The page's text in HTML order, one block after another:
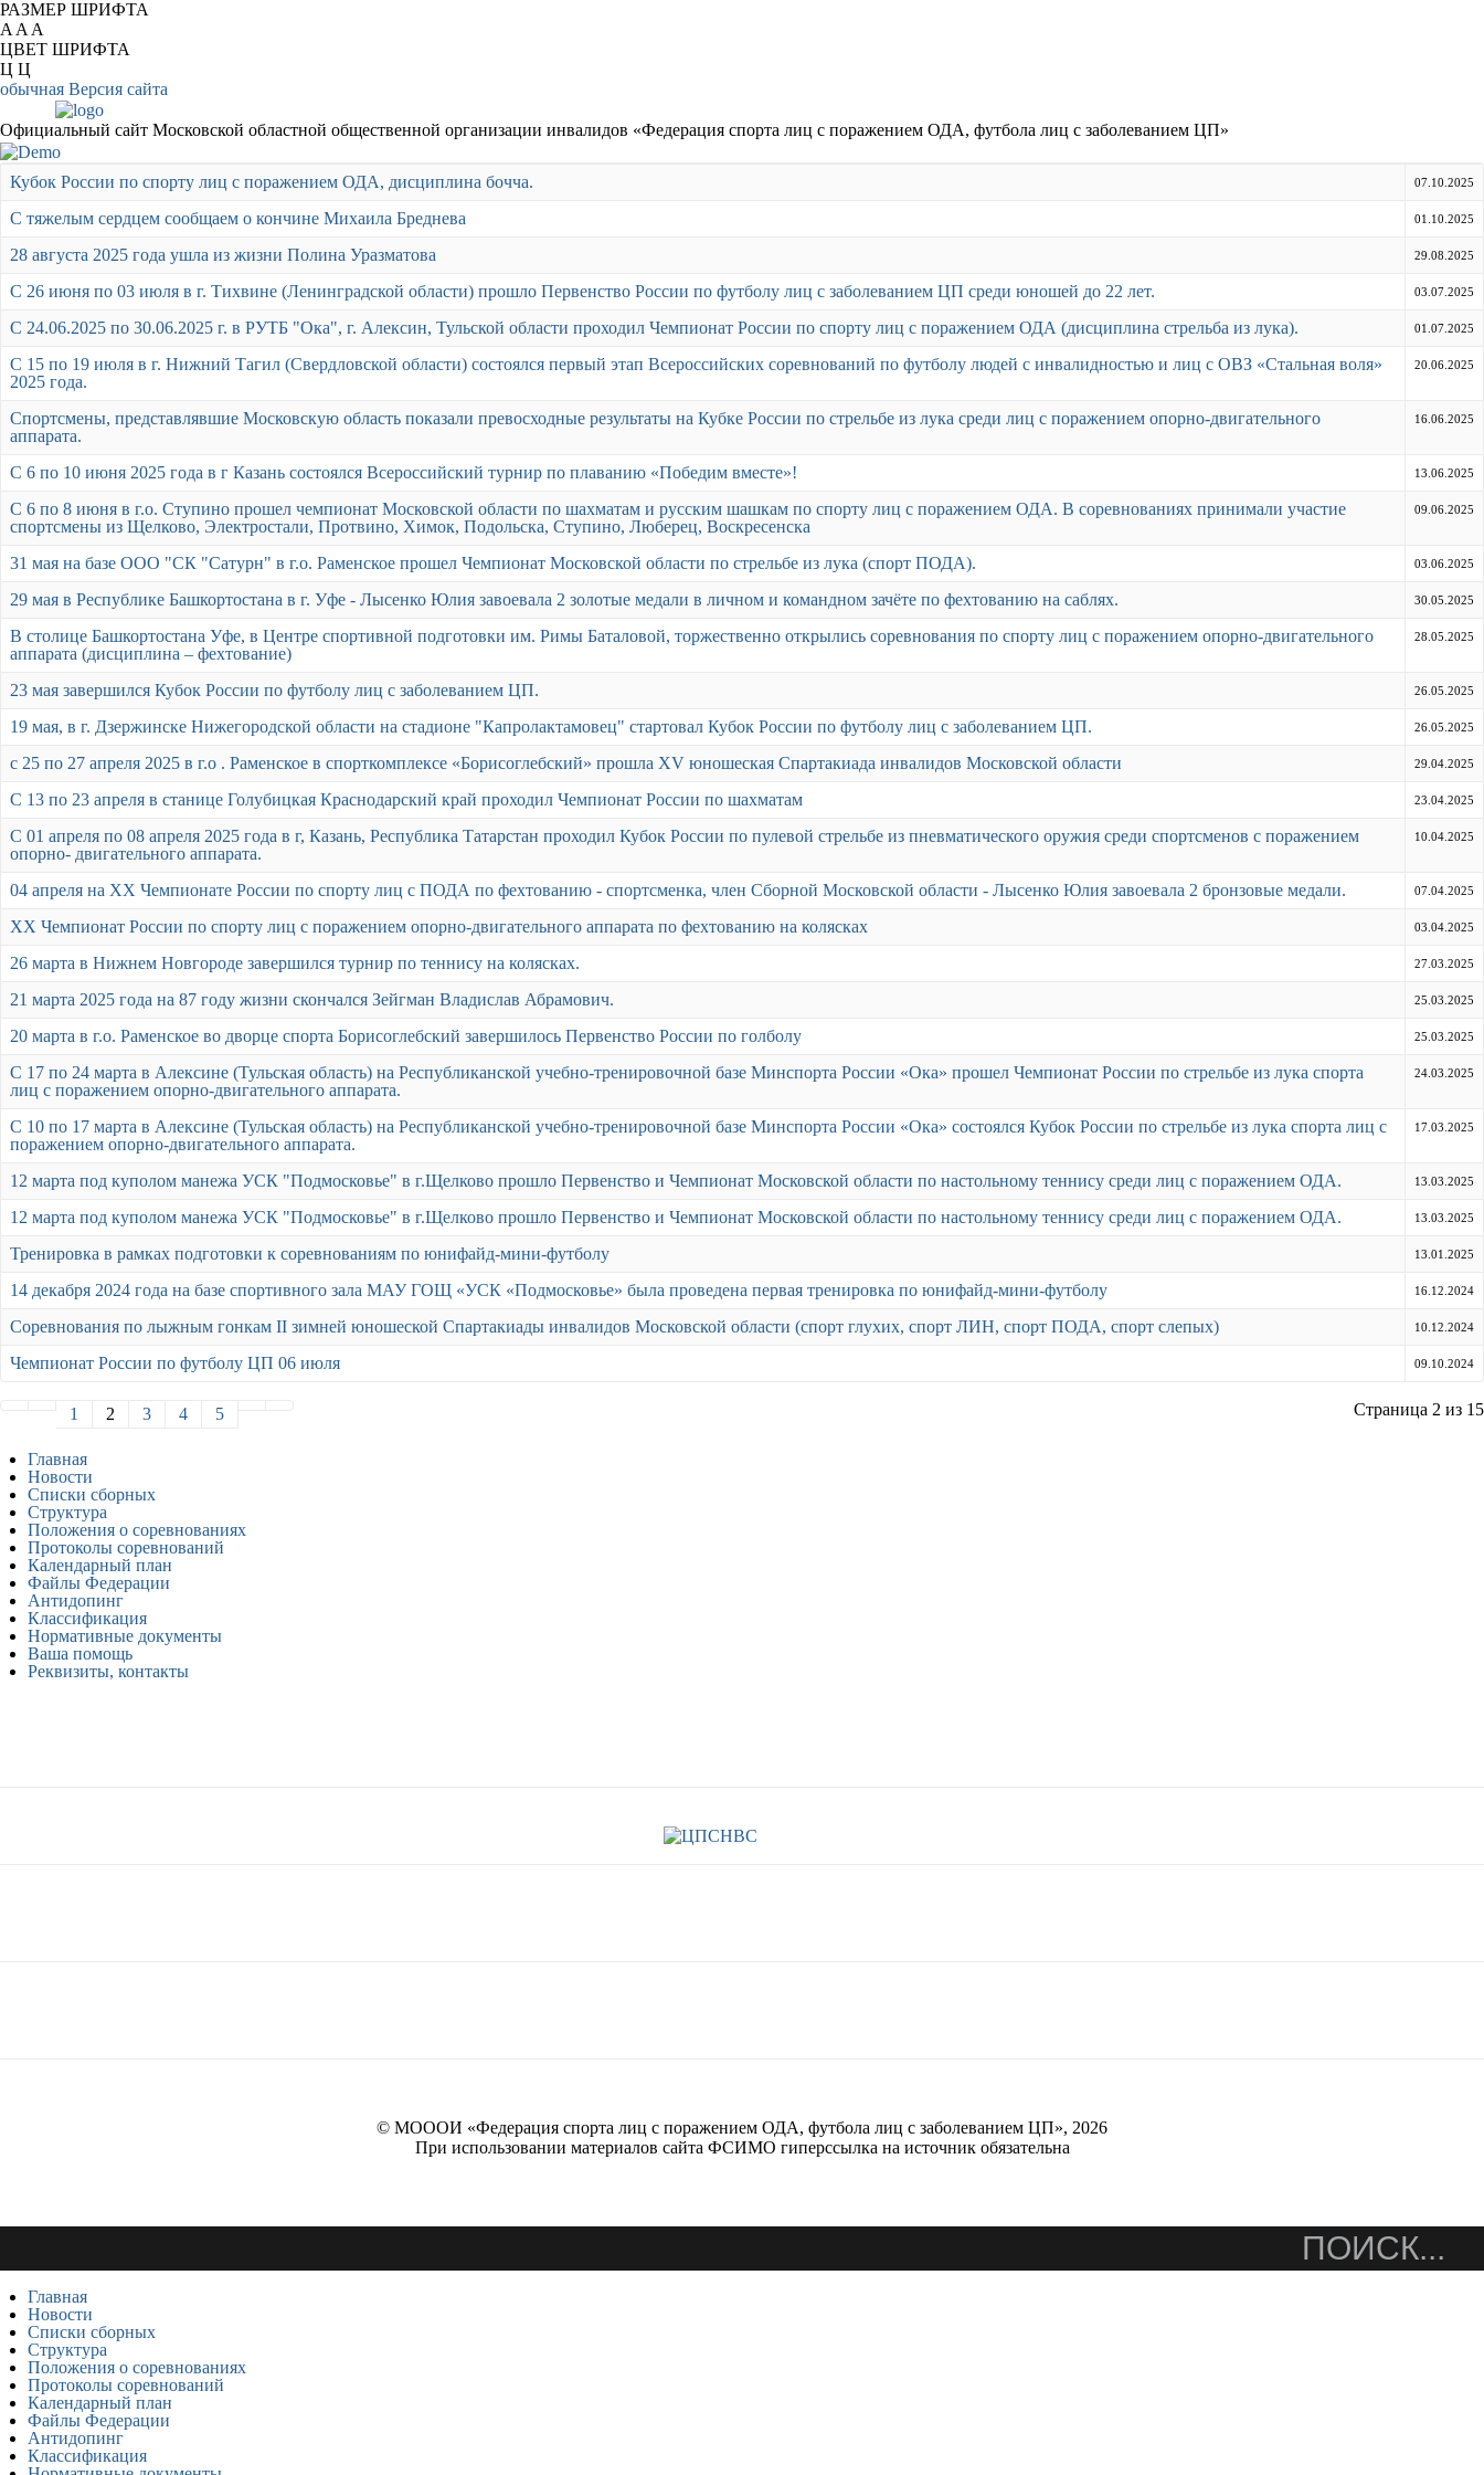
РАЗМЕР ШРИФТА
A A A
ЦВЕТ ШРИФТА
Ц Ц
обычная Версия сайта
Официальный сайт Московской областной общественной организации инвалидов «Федерация спорта лиц с поражением ОДА, футбола лиц с заболеванием ЦП»
Кубок России по спорту лиц с поражением ОДА, дисциплина бочча. 07.10.2025
С тяжелым сердцем сообщаем о кончине Михаила Бреднева 01.10.2025
28 августа 2025 года ушла из жизни Полина Уразматова 29.08.2025
С 26 июня по 03 июля в г. Тихвине (Ленинградской области) прошло Первенство России по футболу лиц с заболеванием ЦП среди юношей до 22 лет. 03.07.2025
С 24.06.2025 по 30.06.2025 г. в РУТБ "Ока", г. Алексин, Тульской области проходил Чемпионат России по спорту лиц с поражением ОДА (дисциплина стрельба из лука). 01.07.2025
С 15 по 19 июля в г. Нижний Тагил (Свердловской области) состоялся первый этап Всероссийских соревнований по футболу людей с инвалидностью и лиц с ОВЗ «Стальная воля»
2025 года.
20.06.2025
Спортсмены, представлявшие Московскую область показали превосходные результаты на Кубке России по стрельбе из лука среди лиц с поражением опорно-двигательного
аппарата.
16.06.2025
С 6 по 10 июня 2025 года в г Казань состоялся Всероссийский турнир по плаванию «Победим вместе»! 13.06.2025
С 6 по 8 июня в г.о. Ступино прошел чемпионат Московской области по шахматам и русским шашкам по спорту лиц с поражением ОДА. В соревнованиях принимали участие
спортсмены из Щелково, Электростали, Протвино, Химок, Подольска, Ступино, Люберец, Воскресенска
09.06.2025
31 мая на базе ООО "СК "Сатурн" в г.о. Раменское прошел Чемпионат Московской области по стрельбе из лука (спорт ПОДА). 03.06.2025
29 мая в Республике Башкортостана в г. Уфе - Лысенко Юлия завоевала 2 золотые медали в личном и командном зачёте по фехтованию на саблях. 30.05.2025
В столице Башкортостана Уфе, в Центре спортивной подготовки им. Римы Баталовой, торжественно открылись соревнования по спорту лиц с поражением опорно-двигательного
аппарата (дисциплина – фехтование)
28.05.2025
23 мая завершился Кубок России по футболу лиц с заболеванием ЦП. 26.05.2025
19 мая, в г. Дзержинске Нижегородской области на стадионе "Капролактамовец" стартовал Кубок России по футболу лиц с заболеванием ЦП. 26.05.2025
с 25 по 27 апреля 2025 в г.о . Раменское в спорткомплексе «Борисоглебский» прошла XV юношеская Спартакиада инвалидов Московской области 29.04.2025
С 13 по 23 апреля в станице Голубицкая Краснодарский край проходил Чемпионат России по шахматам 23.04.2025
С 01 апреля по 08 апреля 2025 года в г, Казань, Республика Татарстан проходил Кубок России по пулевой стрельбе из пневматического оружия среди спортсменов с поражением
опорно- двигательного аппарата.
10.04.2025
04 апреля на XX Чемпионате России по спорту лиц с ПОДА по фехтованию - спортсменка, член Сборной Московской области - Лысенко Юлия завоевала 2 бронзовые медали. 07.04.2025
XX Чемпионат России по спорту лиц с поражением опорно-двигательного аппарата по фехтованию на колясках 03.04.2025
26 марта в Нижнем Новгороде завершился турнир по теннису на колясках. 27.03.2025
21 марта 2025 года на 87 году жизни скончался Зейгман Владислав Абрамович. 25.03.2025
20 марта в г.о. Раменское во дворце спорта Борисоглебский завершилось Первенство России по голболу 25.03.2025
С 17 по 24 марта в Алексине (Тульская область) на Республиканской учебно-тренировочной базе Минспорта России «Ока» прошел Чемпионат России по стрельбе из лука спорта
лиц с поражением опорно-двигательного аппарата.
24.03.2025
С 10 по 17 марта в Алексине (Тульская область) на Республиканской учебно-тренировочной базе Минспорта России «Ока» состоялся Кубок России по стрельбе из лука спорта лиц с
поражением опорно-двигательного аппарата.
17.03.2025
12 марта под куполом манежа УСК "Подмосковье" в г.Щелково прошло Первенство и Чемпионат Московской области по настольному теннису среди лиц с поражением ОДА. 13.03.2025
12 марта под куполом манежа УСК "Подмосковье" в г.Щелково прошло Первенство и Чемпионат Московской области по настольному теннису среди лиц с поражением ОДА. 13.03.2025
Тренировка в рамках подготовки к соревнованиям по юнифайд-мини-футболу 13.01.2025
14 декабря 2024 года на базе спортивного зала МАУ ГОЩ «УСК «Подмосковье» была проведена первая тренировка по юнифайд-мини-футболу 16.12.2024
Соревнования по лыжным гонкам II зимней юношеской Спартакиады инвалидов Московской области (спорт глухих, спорт ЛИН, спорт ПОДА, спорт слепых) 10.12.2024
Чемпионат России по футболу ЦП 06 июля 09.10.2024
Страница 2 из 15
1 2 3 4 5
Главная
Новости
Списки сборных
Структура
Положения о соревнованиях
Протоколы соревнований
Календарный план
Файлы Федерации
Антидопинг
Классификация
Нормативные документы
Ваша помощь
Реквизиты, контакты
© МОООИ «Федерация спорта лиц с поражением ОДА, футбола лиц с заболеванием ЦП», 2026
При использовании материалов сайта ФСИМО гиперссылка на источник обязательна
Главная
Новости
Списки сборных
Структура
Положения о соревнованиях
Протоколы соревнований
Календарный план
Файлы Федерации
Антидопинг
Классификация